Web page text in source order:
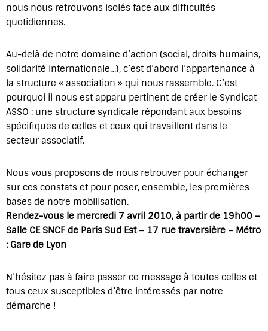
nous nous retrouvons isolés face aux difficultés
quotidiennes.
Au-delà de notre domaine d’action (social, droits humains,
solidarité internationale…), c’est d’abord l’appartenance à
la structure « association » qui nous rassemble. C’est
pourquoi il nous est apparu pertinent de créer le Syndicat
ASSO : une structure syndicale répondant aux besoins
spécifiques de celles et ceux qui travaillent dans le
secteur associatif.
Nous vous proposons de nous retrouver pour échanger
sur ces constats et pour poser, ensemble, les premières
bases de notre mobilisation.
Rendez-vous le mercredi 7 avril 2010, à partir de 19h00 –
Salle CE SNCF de Paris Sud Est – 17 rue traversière – Métro
: Gare de Lyon
N’hésitez pas à faire passer ce message à toutes celles et
tous ceux susceptibles d’être intéressés par notre
démarche !